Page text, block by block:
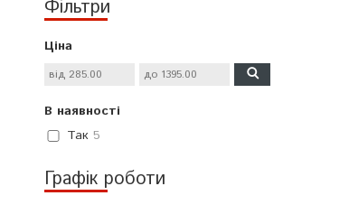
Фільтри
Ціна
В наявності
Так 5
Графік роботи